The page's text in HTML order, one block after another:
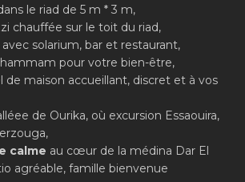
le riad de 5 m * 3 m,
chauffée sur le toit du riad,
solarium, bar et restaurant,
pour votre bien-être,
de maison accueillant, discret et à vos
de Ourika, où excursion Essaouira,
calme au cœur de la médina Dar El
agréable, famille bienvenue